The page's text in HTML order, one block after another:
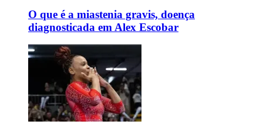
O que é a miastenia gravis, doença
diagnosticada em Alex Escobar